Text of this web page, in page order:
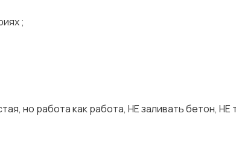
;
но работа как работа, НЕ заливать бетон,